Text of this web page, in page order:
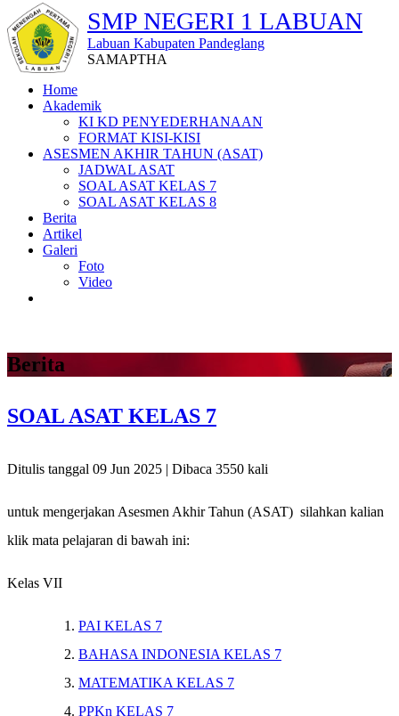
SMP NEGERI 1 LABUAN
Labuan Kabupaten Pandeglang
SAMAPTHA
Home
Akademik
KI KD PENYEDERHANAAN
FORMAT KISI-KISI
ASESMEN AKHIR TAHUN (ASAT)
JADWAL ASAT
SOAL ASAT KELAS 7
SOAL ASAT KELAS 8
Berita
Artikel
Galeri
Foto
Video
Berita
SOAL ASAT KELAS 7
Ditulis tanggal 09 Jun 2025 | Dibaca 3550 kali
untuk mengerjakan Asesmen Akhir Tahun (ASAT) silahkan kalian
klik mata pelajaran di bawah ini:
Kelas VII
PAI KELAS 7
BAHASA INDONESIA KELAS 7
MATEMATIKA KELAS 7
PPKn KELAS 7